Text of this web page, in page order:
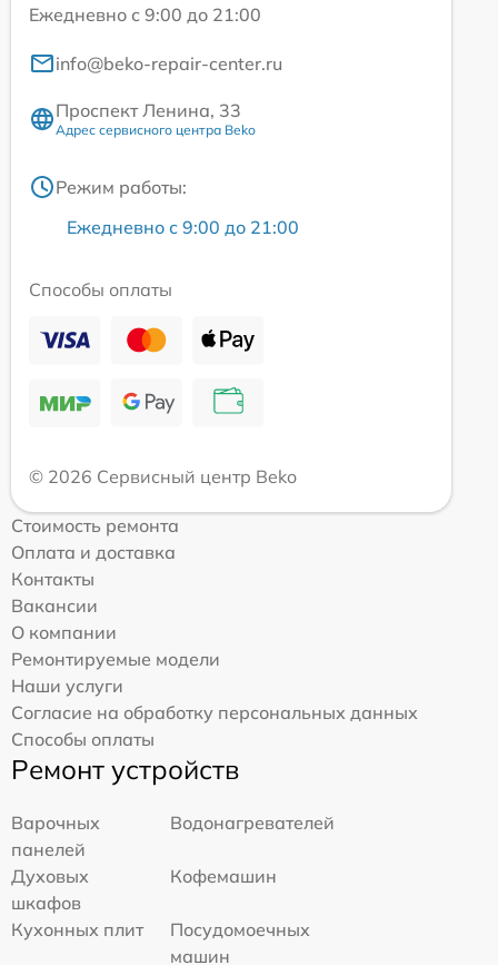
Ежедневно с 9:00 до 21:00
info@beko-repair-center.ru
Проспект Ленина, 33
Адрес сервисного центра Beko
Режим работы:
Ежедневно с 9:00 до 21:00
Способы оплаты
© 2026 Сервисный центр Beko
Стоимость ремонта
Оплата и доставка
Контакты
Вакансии
О компании
Ремонтируемые модели
Наши услуги
Согласие на обработку персональных данных
Способы оплаты
Ремонт устройств
Варочных
панелей
Водонагревателей
Духовых
шкафов
Кофемашин
Кухонных плит
Посудомоечных
машин